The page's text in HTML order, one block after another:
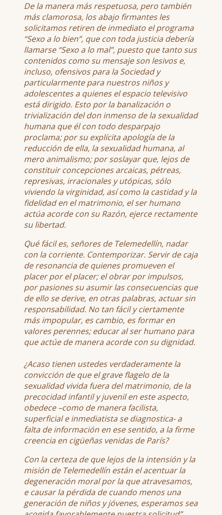
De la manera más respetuosa, pero también
más clamorosa, los abajo firmantes les
solicitamos retiren de inmediato el programa
“Sexo a lo bien”, que con toda justicia debería
llamarse “Sexo a lo mal”, puesto que tanto sus
contenidos como su mensaje son lesivos e,
incluso, ofensivos para la Sociedad y
particularmente para nuestros niños y
adolescentes a quienes el espacio televisivo
está dirigido. Esto por la banalización o
trivialización del don inmenso de la sexualidad
humana que él con todo desparpajo
proclama; por su explícita apología de la
reducción de ella, la sexualidad humana, al
mero animalismo; por soslayar que, lejos de
constituir concepciones arcaicas, pétreas,
represivas, irracionales y utópicas, sólo
viviendo la virginidad, así como la castidad y la
fidelidad en el matrimonio, el ser humano
actúa acorde con su Razón, ejerce rectamente
su libertad.
Qué fácil es, señores de Telemedellín, nadar
con la corriente. Contemporizar. Servir de caja
de resonancia de quienes promueven el
placer por el placer; el obrar por impulsos,
por pasiones su asumir las consecuencias que
de ello se derive, en otras palabras, actuar sin
responsabilidad. No tan fácil y ciertamente
más impopular, es cambio, es formar en
valores perennes; educar al ser humano para
que actúe de manera acorde con su dignidad.
¿Acaso tienen ustedes verdaderamente la
convicción de que el grave flagelo de la
sexualidad vivida fuera del matrimonio, de la
precocidad infantil y juvenil en este aspecto,
obedece –como de manera facilista,
superficial e inmediatista se diagnostica- a
falta de información en ese sentido, a la firme
creencia en cigüeñas venidas de París?
Con la certeza de que lejos de la intensión y la
misión de Telemedellín están el acentuar la
degeneración moral por la que atravesamos,
e causar la pérdida de cuando menos una
generación de niños y jóvenes, esperamos sea